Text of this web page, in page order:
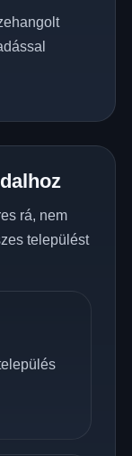
rá, nem
települést